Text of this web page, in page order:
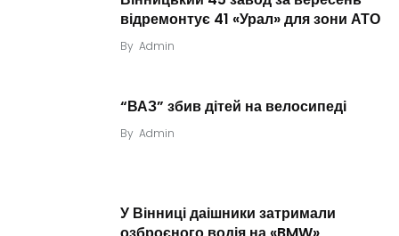
відремонтує 41 «Урал» для зони АТО
By Admin
“ВАЗ” збив дітей на велосипеді
By Admin
У Вінниці даішники затримали